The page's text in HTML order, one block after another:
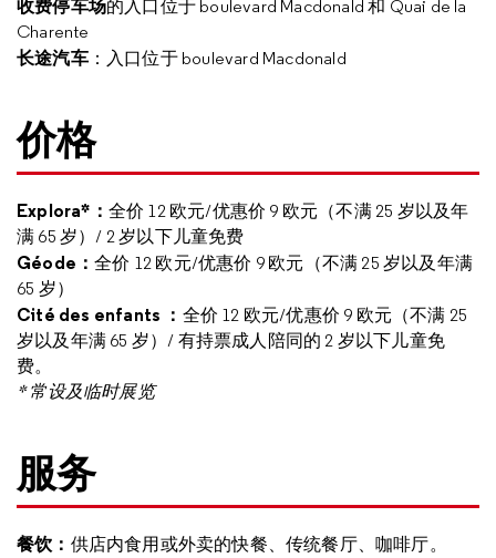
收费停车场的入口位于 boulevard Macdonald和 Quai de la
Charente
长途汽车：入口位于boulevard Macdonald
价格
Explora* ： 全价 12 欧元/优惠价 9 欧元（不满25 岁以及年
满 65岁）/ 2岁以下儿童免费
Géode ：全价 12 欧元/优惠价 9 欧元（不满 25岁以及年满
65 岁）
Cité des enfants ： 全价 12 欧元/优惠价 9 欧元（不满 25
岁以及年满 65 岁）/ 有持票成人陪同的 2 岁以下儿童免
费。
*常设及临时展览
服务
餐饮： 供店内食用或外卖的快餐、传统餐厅、咖啡厅。